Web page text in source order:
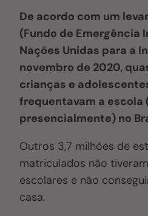
De acordo com um
(Fundo de Emergência
Nações Unidas para a
novembro de 2020,
crianças e
frequentavam a escola
presencialmente) no
Outros 3,7 milhões de
matriculados não
escolares e não
casa.